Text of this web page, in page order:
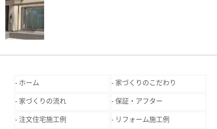
ホーム 家づくりのこだわり
家づくりの流れ 保証・アフター
注文住宅施工例 リフォーム施工例